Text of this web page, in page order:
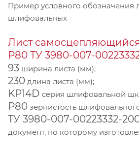
Пример условного обозначения
шлифовальных
Лист самосцепляющийся
Р80 ТУ 3980-007-
93 ширина листа (мм);
230 длина листа (мм);
KP14D серия шлифовальной
Р80 зернистость
ТУ 3980-007-00223332-
документ, по которому